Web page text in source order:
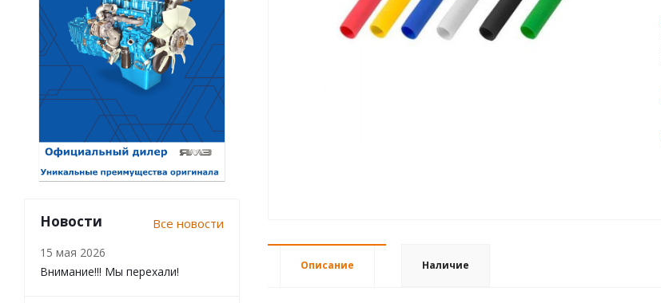
Описание Наличие
Новости Все новости
15 мая 2026
Внимание!!! Мы перехали!